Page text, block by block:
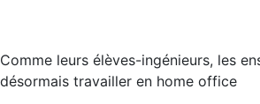
Comme leurs élèves-ingénieurs, les
désormais travailler en home office